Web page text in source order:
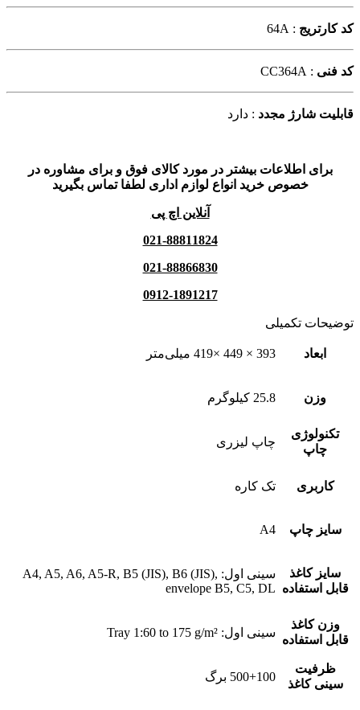
کد کارتریج : 64A
کد فنی : CC364A
قابلیت شارژ مجدد : دارد
برای اطلاعات بیشتر در مورد کالای فوق و برای مشاوره در
خصوص خرید انواع لوازم اداری لطفا تماس بگیرید
آنلاین اچ پی
021-88811824
021-88866830
0912-1891217
توضیحات تکمیلی
ابعاد 393 × 449 ×419 میلی‌متر
وزن 25.8 کیلوگرم
تکنولوژی
چاپ
چاپ لیزری
کاربری تک کاره
سایز چاپ A4
سایز کاغذ
قابل استفاده
سینی اول: A4, A5, A6, A5-R, B5 (JIS), B6 (JIS),
envelope B5, C5, DL
وزن کاغذ
قابل استفاده
سینی اول: Tray 1:60 to 175 g/m²
ظرفیت
سینی کاغذ
500+100 برگ